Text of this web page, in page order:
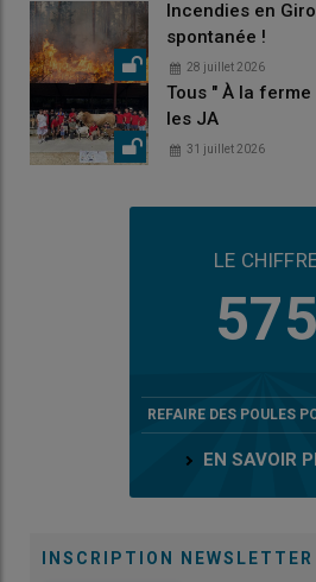
Incendies en
spontanée !
28 juillet 2026
Tous " À la
les JA
31 juillet 2026
LE
575
REFAIRE DES POULES
EN SAVOIR
INSCRIPTION NEWSLETTER